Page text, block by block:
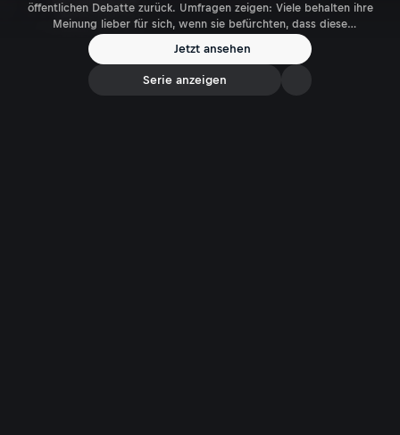
öffentlichen Debatte zurück. Umfragen zeigen: Viele behalten ihre
Meinung lieber für sich, wenn sie befürchten, dass diese
gesellschaftlich nicht erwünscht ist. Besonders in Deutschland spitzt
sich der Kampf um die Meinungsfreiheit zu. Wo liegen die Grenzen der
freien Meinungsäußerung?
Jetzt ansehen
Serie anzeigen